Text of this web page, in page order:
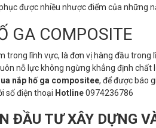
được nhiều nhược điểm của những
GA COMPOSITE
trong lĩnh vực, là đơn vị hàng đầu
luôn nỗ lực không ngừng khẳng định chất
nắp hố ga compositee, để được báo
số điện thoại Hotline0974236786
ĐẦU TƯ XÂY DỰNG